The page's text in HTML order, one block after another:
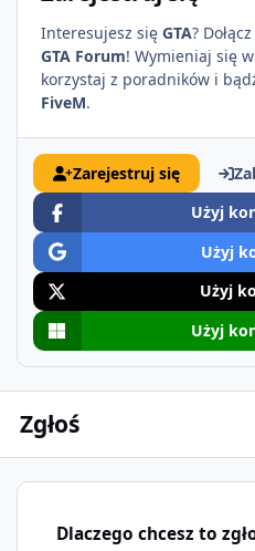
Interesujesz się GTA?
GTA Forum! Wymieniaj się
korzystaj z poradników i
FiveM.
Zarejestruj się
Użyj
Użyj
Użyj
Użyj
Zgłoś
Dlaczego chcesz to